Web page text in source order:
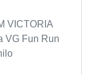
VICTORIA
VG Fun Run